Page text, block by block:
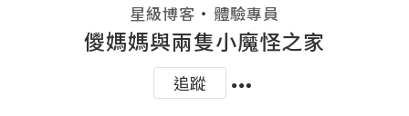
星級博客 ・ 體驗專員
儍媽媽與兩隻小魔怪之家
追蹤